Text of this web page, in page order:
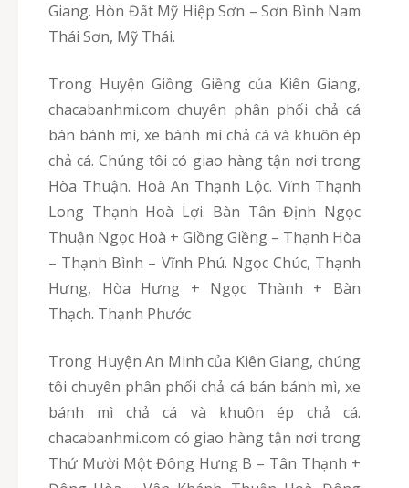
Giang. Hòn Đất Mỹ Hiệp Sơn – Sơn Bình Nam
Thái Sơn, Mỹ Thái.
Trong Huyện Giồng Giềng của Kiên Giang,
chacabanhmi.com chuyên phân phối chả cá
bán bánh mì, xe bánh mì chả cá và khuôn ép
chả cá. Chúng tôi có giao hàng tận nơi trong
Hòa Thuận. Hoà An Thạnh Lộc. Vĩnh Thạnh
Long Thạnh Hoà Lợi. Bàn Tân Định Ngọc
Thuận Ngọc Hoà + Giồng Giềng – Thạnh Hòa
– Thạnh Bình – Vĩnh Phú. Ngọc Chúc, Thạnh
Hưng, Hòa Hưng + Ngọc Thành + Bàn
Thạch. Thạnh Phước
Trong Huyện An Minh của Kiên Giang, chúng
tôi chuyên phân phối chả cá bán bánh mì, xe
bánh mì chả cá và khuôn ép chả cá.
chacabanhmi.com có giao hàng tận nơi trong
Thứ Mười Một Đông Hưng B – Tân Thạnh +